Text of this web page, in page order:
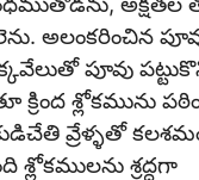
అలంకరించిన
పూవు
క్రింద శ్లోకమును
వ్రేళ్ళతో
శ్లోకములను శ్రద్ధగా